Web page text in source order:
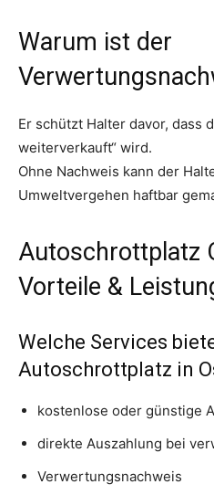
Warum ist der
Er schützt Halter davor, dass
weiterverkauft“ wird.
Ohne Nachweis kann der
Umweltvergehen haftbar
Autoschrottplatz
Vorteile &
Welche Services
Autoschrottplatz in
kostenlose oder günstige
direkte Auszahlung bei
Verwertungsnachweis